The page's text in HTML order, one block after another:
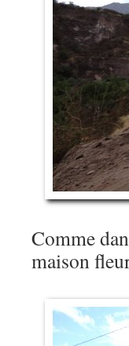
Comme
maison